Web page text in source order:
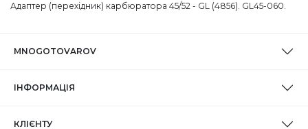
Адаптер (перехідник) карбюратора 45/52 - GL (4856). GL45-060.
MNOGOTOVAROV
ІНФОРМАЦІЯ
КЛІЄНТУ